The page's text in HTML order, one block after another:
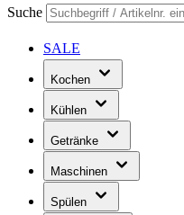
Suche
SALE
Kochen
Kühlen
Getränke
Maschinen
Spülen